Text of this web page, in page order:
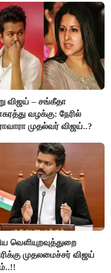
விஜய் – சங்கீதா
வழக்கு: நேரில்
முதல்வர் விஜய்..?
வெளியுறவுத்துறை
முதலமைச்சர் விஜய்